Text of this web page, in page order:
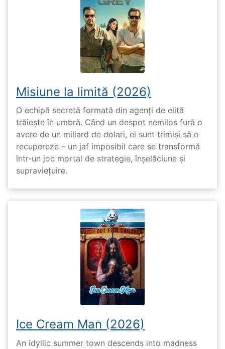
Misiune la limită (2026)
O echipă secretă formată din agenți de elită
trăiește în umbră. Când un despot nemilos fură o
avere de un miliard de dolari, ei sunt trimiși să o
recupereze – un jaf imposibil care se transformă
într-un joc mortal de strategie, înșelăciune și
supraviețuire.
Ice Cream Man (2026)
An idyllic summer town descends into madness